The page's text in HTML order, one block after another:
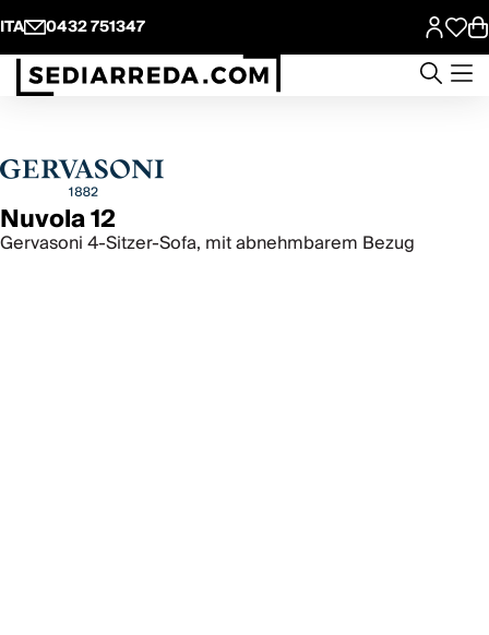
ITA 0432 751347
Nuvola 12
Gervasoni 4-Sitzer-Sofa, mit abnehmbarem Bezug